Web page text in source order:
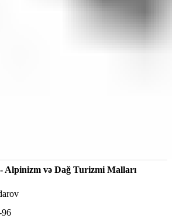
Alpinizm və Dağ Turizmi Malları
96